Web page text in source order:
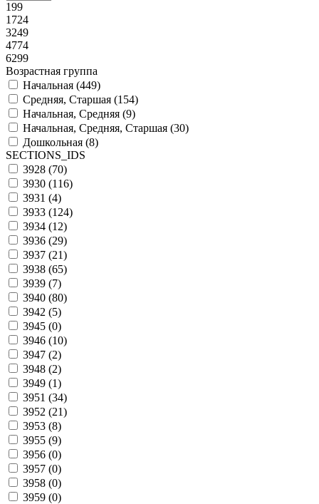
199
1724
3249
4774
6299
Возрастная группа
Начальная (449)
Средняя, Старшая (154)
Начальная, Средняя (9)
Начальная, Средняя, Старшая (30)
Дошкольная (8)
SECTIONS_IDS
3928 (70)
3930 (116)
3931 (4)
3933 (124)
3934 (12)
3936 (29)
3937 (21)
3938 (65)
3939 (7)
3940 (80)
3942 (5)
3945 (0)
3946 (10)
3947 (2)
3948 (2)
3949 (1)
3951 (34)
3952 (21)
3953 (8)
3955 (9)
3956 (0)
3957 (0)
3958 (0)
3959 (0)